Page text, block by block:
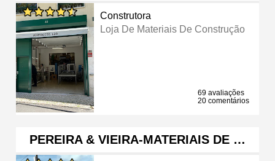
Construtora
Loja De Materiais De Construção
69 avaliações
20 comentários
PEREIRA & VIEIRA-MATERIAIS DE …